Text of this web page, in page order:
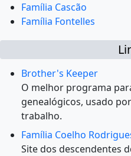
Família Cascão
Família Fontelles
Brother's Keeper
O melhor programa
genealógicos, usado
trabalho.
Família Coelho
Site dos descendentes